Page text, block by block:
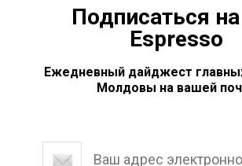
Подписаться
Espresso
Ежедневный дайджест
Молдовы на вашей